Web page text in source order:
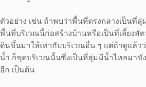
ตัวอย่าง เช่น ถ้าพบว่าพื้นที่ตรงกลางเป็นที่
พื้นที่บริเวณนี้ก่อสร้างบ้านหรือเป็นที่เลี้ยงสั
ดินขึ้นมาให้เท่ากับบริเวณอื่น ๆ แต่ถ้าดูแล้ว
น้ำ ก็ขุดบริเวณนั้นซึ่งเป็นที่ลุ่มมีน้ำไหลมาขั
อีก เป็นต้น